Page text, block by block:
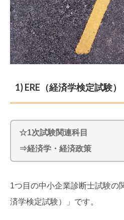
1) ERE（経済学検定試験）
☆1次試験関連科目
⇒経済学・経済政策
1つ目の中小企業診断士試験の
済学検定試験）」です。